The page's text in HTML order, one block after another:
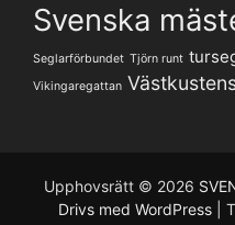
Svenska
Seglarförbundet Tjörn runt
Vikingaregattan
Upphovsrätt © 2026
Drivs med WordPress